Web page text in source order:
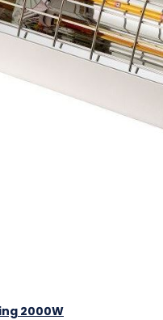
2000W